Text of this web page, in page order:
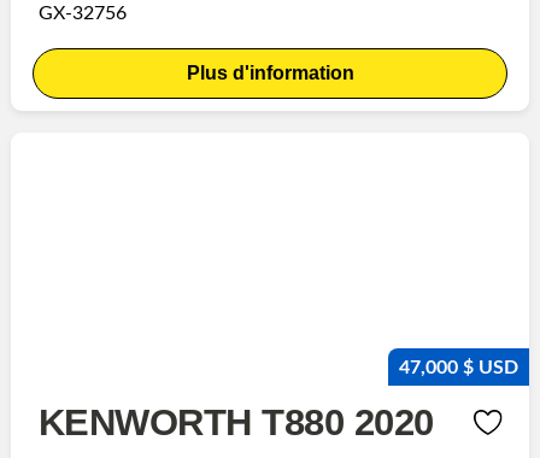
GX-32756
Plus d'information
47,000 $ USD
KENWORTH T880 2020